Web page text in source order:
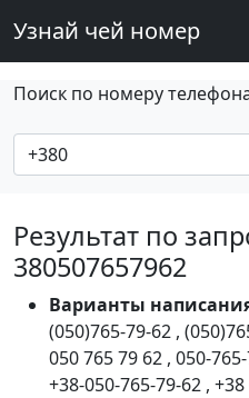
Узнай чей номер
Поиск по номеру
Результат по
380507657962
Варианты
(050)765-79-62 ,
050 765 79 62 , 050-
+38-050-765-79-62 ,